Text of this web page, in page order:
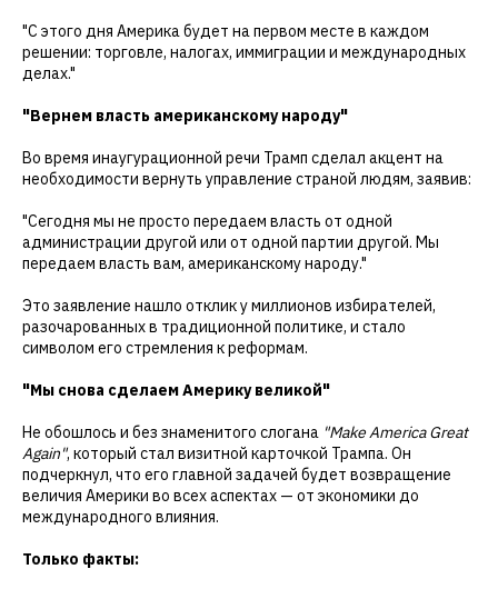
"С этого дня Америка будет на первом месте в каждом
решении: торговле, налогах, иммиграции и международных
делах."
"Вернем власть американскому народу"
Во время инаугурационной речи Трамп сделал акцент на
необходимости вернуть управление страной людям, заявив:
"Сегодня мы не просто передаем власть от одной
администрации другой или от одной партии другой. Мы
передаем власть вам, американскому народу."
Это заявление нашло отклик у миллионов избирателей,
разочарованных в традиционной политике, и стало
символом его стремления к реформам.
"Мы снова сделаем Америку великой"
Не обошлось и без знаменитого слогана "Make America Great
Again", который стал визитной карточкой Трампа. Он
подчеркнул, что его главной задачей будет возвращение
величия Америки во всех аспектах — от экономики до
международного влияния.
Только факты: